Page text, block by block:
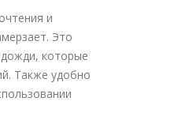
и
Это
которые
Также удобно